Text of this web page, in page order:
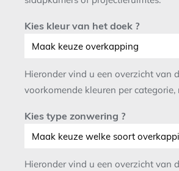
Kies kleur van het doek ?
Hieronder vind u een overzicht van
voorkomende kleuren per
Kies type zonwering ?
Hieronder vind u een overzicht van